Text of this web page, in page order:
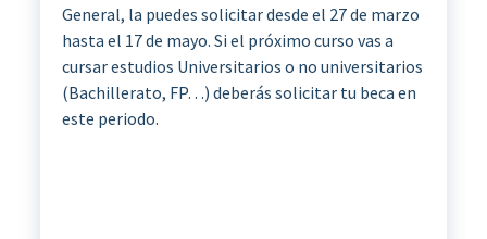
General, la puedes solicitar desde el 27 de marzo
hasta el 17 de mayo. Si el próximo curso vas a
cursar estudios Universitarios o no universitarios
(Bachillerato, FP…) deberás solicitar tu beca en
este periodo.